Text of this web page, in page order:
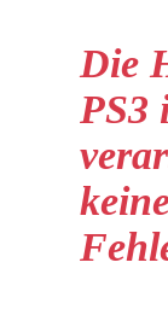
Die
PS3